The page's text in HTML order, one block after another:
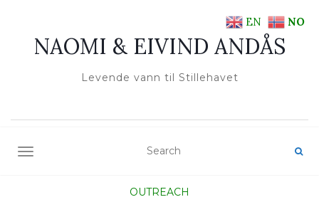
NAOMI & EIVIND ANDÅS
Levende vann til Stillehavet
TOGGLE NAVIGATION
OUTREACH
EN NO